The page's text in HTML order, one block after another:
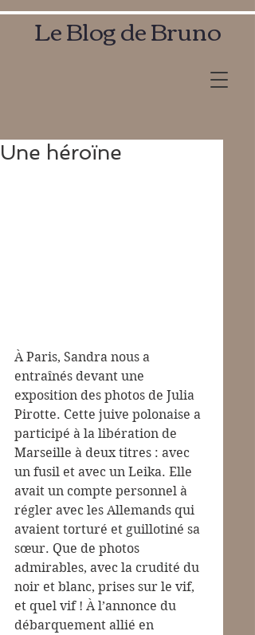
Le Blog de Bruno
Une héroïne
À Paris, Sandra nous a
entraînés devant une
exposition des photos de Julia
Pirotte. Cette juive polonaise a
participé à la libération de
Marseille à deux titres : avec
un fusil et avec un Leika. Elle
avait un compte personnel à
régler avec les Allemands qui
avaient torturé et guillotiné sa
sœur. Que de photos
admirables, avec la crudité du
noir et blanc, prises sur le vif,
et quel vif ! À l’annonce du
débarquement allié en